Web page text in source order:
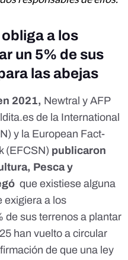
a los
un 5% de sus
las abejas
2021, Newtral y AFP
de la International
y la European Fact-
(EFCSN) publicaron
Pesca y
que existiese alguna
exigiera a los
de sus terrenos a plantar
han vuelto a circular
de que una ley